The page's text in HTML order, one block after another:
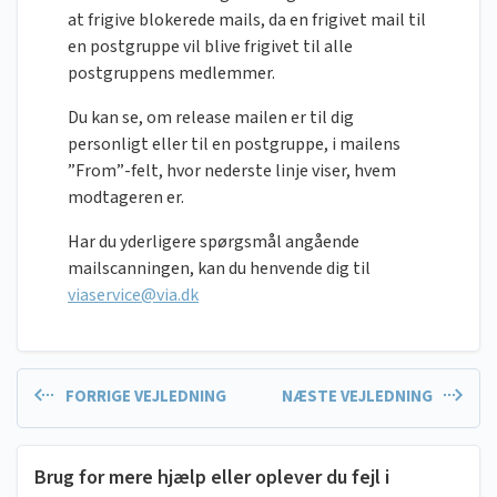
at frigive blokerede mails, da en frigivet mail til
en postgruppe vil blive frigivet til alle
postgruppens medlemmer.
Du kan se, om release mailen er til dig
personligt eller til en postgruppe, i mailens
”From”-felt, hvor nederste linje viser, hvem
modtageren er.
Har du yderligere spørgsmål angående
mailscanningen, kan du henvende dig til
viaservice@via.dk
FORRIGE VEJLEDNING NÆSTE VEJLEDNING
Brug for mere hjælp eller oplever du fejl i